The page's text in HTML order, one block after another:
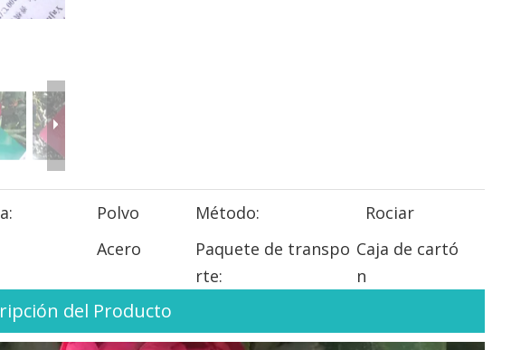
Polvo Método:
Rociar
Acero
Paquete de transpo
rte:
Caja de cartó
n
del Producto